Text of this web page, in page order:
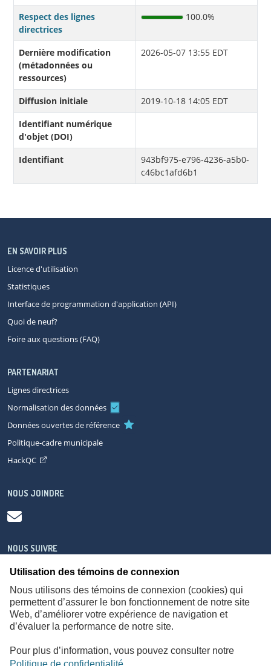
Respect des lignes
directrices
100.0%
Dernière modification
(métadonnées ou
ressources)
2026-05-07 13:55 EDT
Diffusion initiale
2019-10-18 14:05 EDT
Identifiant numérique
d'objet (DOI)
Identifiant
943bf975-e796-4236-a5b0-
c46bc1afd6b1
Utilisation des témoins de connexion
Nous utilisons des témoins de connexion (cookies) qui
permettent d’assurer le bon fonctionnement de notre site
Web, d’améliorer votre expérience de navigation et
d’évaluer la performance de notre site.
Pour plus d’information, vous pouvez consulter notre
Politique de confidentialité
EN SAVOIR PLUS
Licence d'utilisation
Statistiques
Interface de programmation d'application (API)
Quoi de neuf?
Foire aux questions (FAQ)
PARTENARIAT
Lignes directrices
Normalisation des données
Données ouvertes de référence
Politique-cadre municipale
HackQC
NOUS JOINDRE
NOUS SUIVRE
À propos Accessibilité Plan du site
Consignes de sécurité